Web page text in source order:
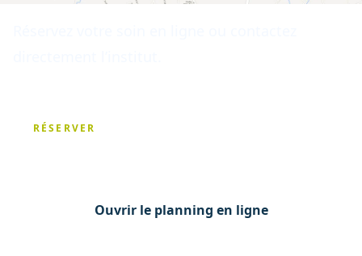
RÉSERVER
Ouvrir le planning en ligne